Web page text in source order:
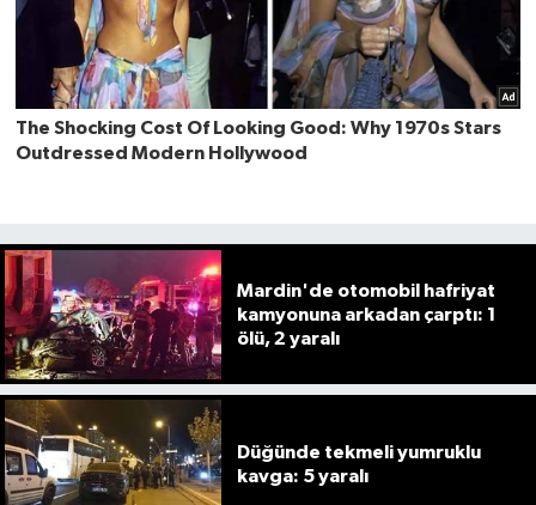
Mardin'de otomobil hafriyat
kamyonuna arkadan çarptı: 1
ölü, 2 yaralı
Düğünde tekmeli yumruklu
kavga: 5 yaralı